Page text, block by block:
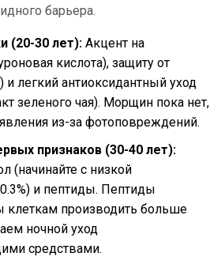
барьера.
(20-30 лет): Акцент на
кислота), защиту от
и легкий антиоксидантный уход
зеленого чая). Морщин пока нет,
из-за фотоповреждений.
признаков (30-40 лет):
(начинайте с низкой
и пептиды. Пептиды
клеткам производить больше
ночной уход
средствами.